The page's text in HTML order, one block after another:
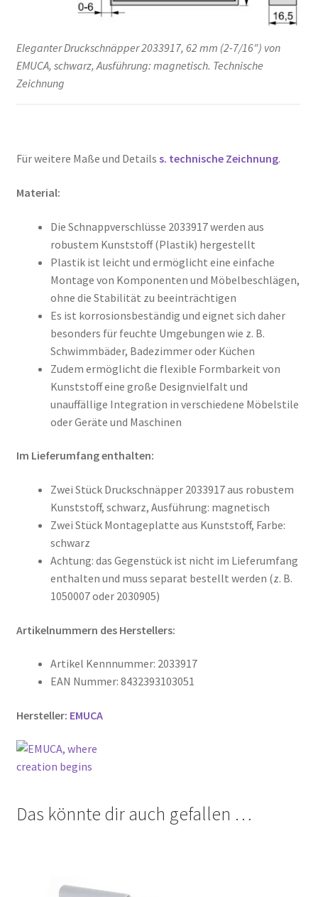
Eleganter Druckschnäpper 2033917, 62 mm (2-7/16″) von
EMUCA, schwarz, Ausführung: magnetisch. Technische
Zeichnung
Für weitere Maße und Details s. technische Zeichnung.
Material:
Die Schnappverschlüsse 2033917 werden aus
robustem Kunststoff (Plastik) hergestellt
Plastik ist leicht und ermöglicht eine einfache
Montage von Komponenten und Möbelbeschlägen,
ohne die Stabilität zu beeinträchtigen
Es ist korrosionsbeständig und eignet sich daher
besonders für feuchte Umgebungen wie z. B.
Schwimmbäder, Badezimmer oder Küchen
Zudem ermöglicht die flexible Formbarkeit von
Kunststoff eine große Designvielfalt und
unauffällige Integration in verschiedene Möbelstile
oder Geräte und Maschinen
Im Lieferumfang enthalten:
Zwei Stück Druckschnäpper 2033917 aus robustem
Kunststoff, schwarz, Ausführung: magnetisch
Zwei Stück Montageplatte aus Kunststoff, Farbe:
schwarz
Achtung: das Gegenstück ist nicht im Lieferumfang
enthalten und muss separat bestellt werden (z. B.
1050007 oder 2030905)
Artikelnummern des Herstellers:
Artikel Kennnummer: 2033917
EAN Nummer: 8432393103051
Hersteller: EMUCA
Das könnte dir auch gefallen …